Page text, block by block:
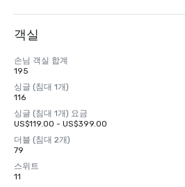
객실
손님 객실 합계
195
싱글 (침대 1개)
116
싱글 (침대 1개) 요금
US$119.00 - US$399.00
더블 (침대 2개)
79
스위트
11